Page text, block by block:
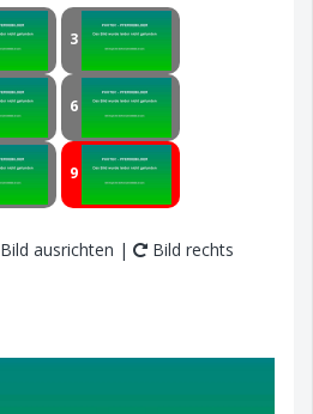
3
6
9
Bild ausrichten |
Bild rechts